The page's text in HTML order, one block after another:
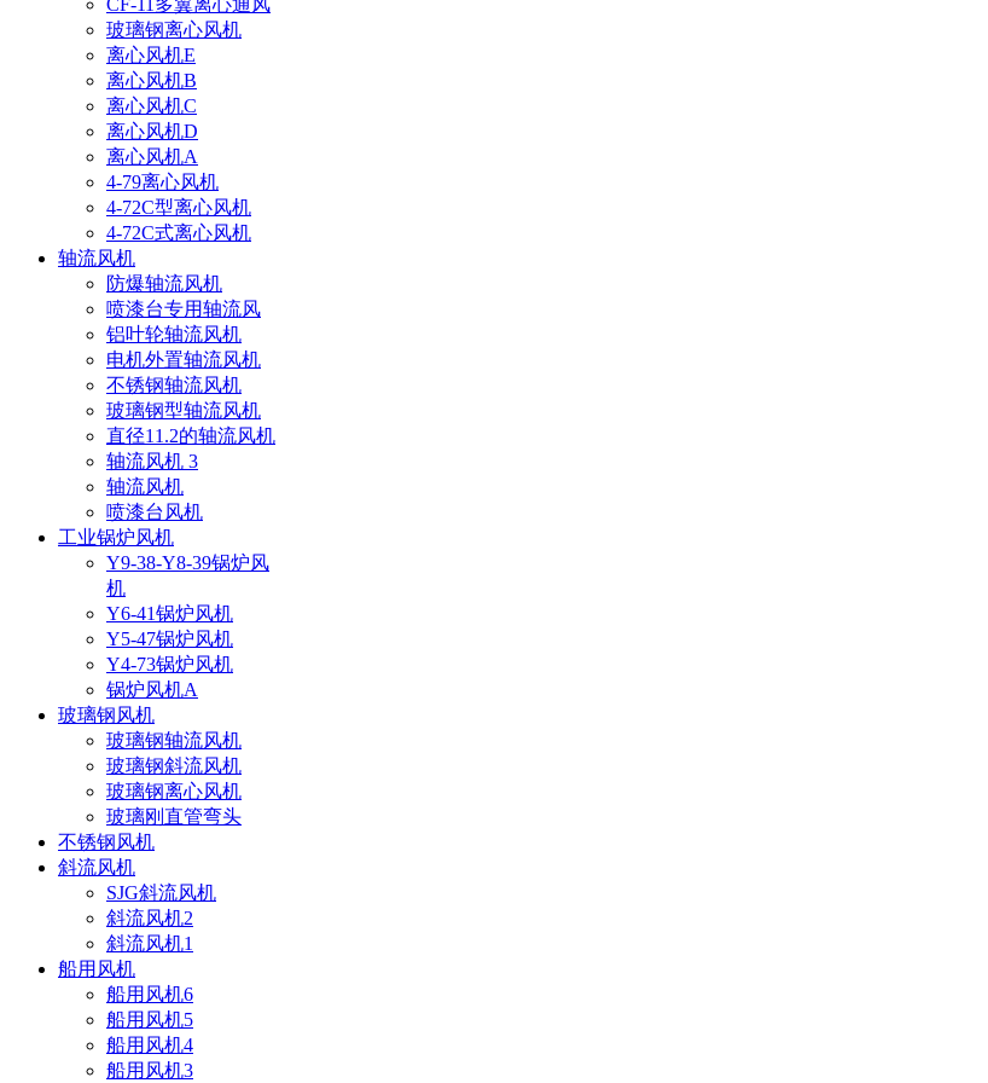
玻璃钢离心风机
离心风机E
离心风机B
离心风机C
离心风机D
离心风机A
4-79离心风机
4-72C型离心风机
4-72C式离心风机
轴流风机
防爆轴流风机
喷漆台专用轴流风
铝叶轮轴流风机
电机外置轴流风机
不锈钢轴流风机
玻璃钢型轴流风机
直径11.2的轴流风机
轴流风机 3
轴流风机
喷漆台风机
工业锅炉风机
Y9-38-Y8-39锅炉风
机
Y6-41锅炉风机
Y5-47锅炉风机
Y4-73锅炉风机
锅炉风机A
玻璃钢风机
玻璃钢轴流风机
玻璃钢斜流风机
玻璃钢离心风机
玻璃刚直管弯头
不锈钢风机
斜流风机
SJG斜流风机
斜流风机2
斜流风机1
船用风机
船用风机6
船用风机5
船用风机4
船用风机3